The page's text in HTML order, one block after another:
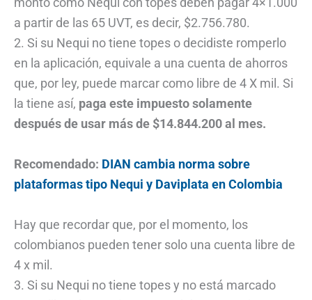
a partir de las 65 UVT, es decir, $2.756.780.
2. Si su Nequi no tiene topes o decidiste romperlo
en la aplicación, equivale a una cuenta de ahorros
que, por ley, puede marcar como libre de 4 X mil. Si
la tiene así, paga este impuesto solamente
después de usar más de $14.844.200 al mes.
Recomendado: DIAN cambia norma sobre
plataformas tipo Nequi y Daviplata en Colombia
Hay que recordar que, por el momento, los
colombianos pueden tener solo una cuenta libre de
4 x mil.
3. Si su Nequi no tiene topes y no está marcado